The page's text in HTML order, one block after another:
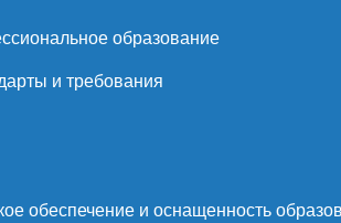
образование
и требования
обеспечение и оснащенность